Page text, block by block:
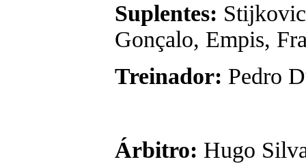
Suplentes:
Gonçalo, Empis,
Treinador: Pedro
Árbitro: Hugo